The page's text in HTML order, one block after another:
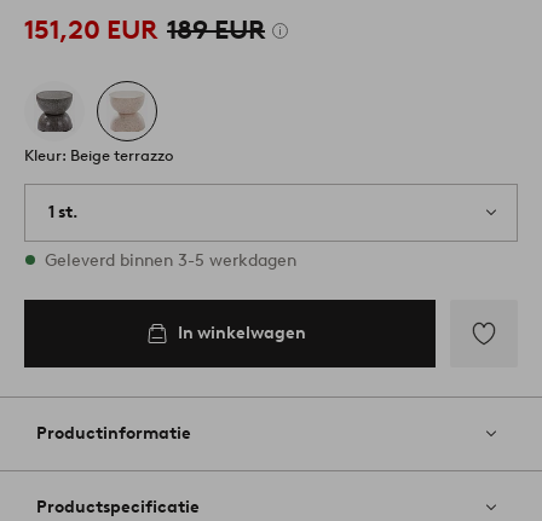
151,20 EUR 189 EUR
Kleur: Beige terrazzo
1 st.
Op voorraad
Geleverd binnen 3-5 werkdagen
In winkelwagen
aan
Productinformatie
Productspecificatie